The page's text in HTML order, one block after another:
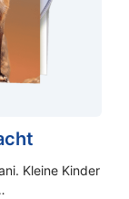
Kleine Kinder